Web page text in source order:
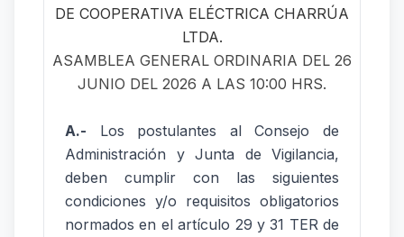
DE COOPERATIVA ELÉCTRICA CHARRÚA
LTDA.
ASAMBLEA GENERAL ORDINARIA DEL 26
JUNIO DEL 2026 A LAS 10:00 HRS.
A.- Los postulantes al Consejo de
Administración y Junta de Vigilancia,
deben cumplir con las siguientes
condiciones y/o requisitos obligatorios
normados en el artículo 29 y 31 TER de